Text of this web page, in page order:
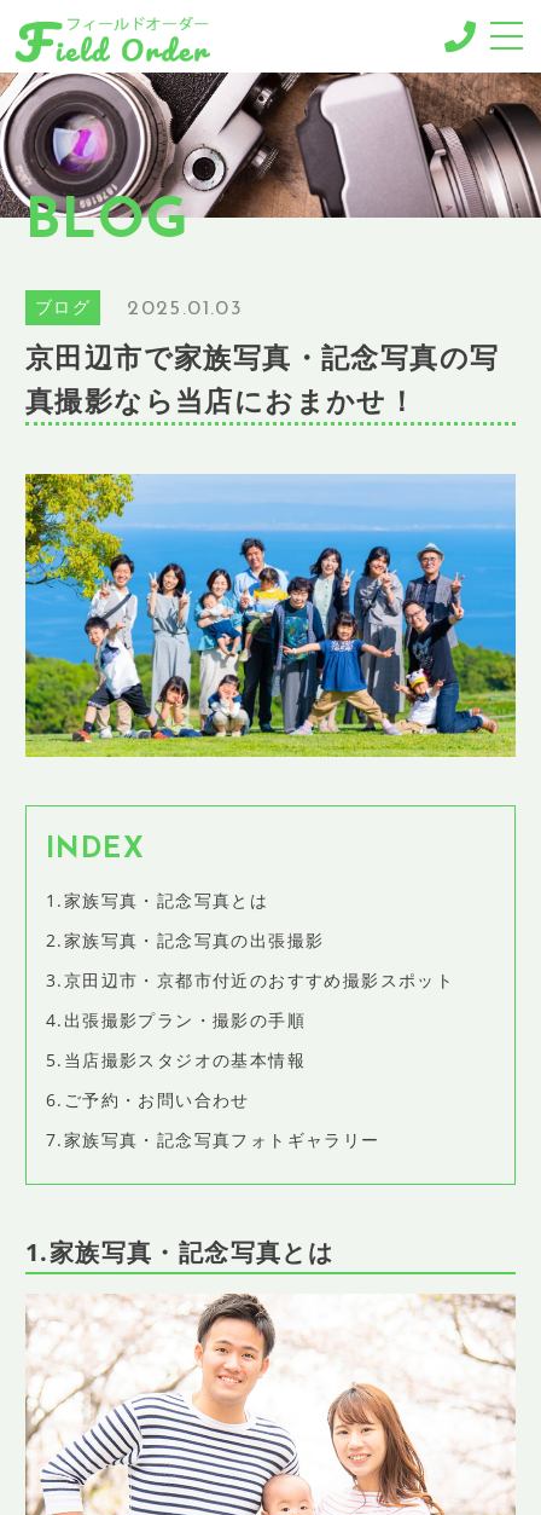
-MENU-
撮影メニュー
-BUSINESS MENU-
法人様向けメニュー
GALLERY
ギャラリー
NEWS
ニュース
BLOG
ブログ
SHOP INFO
店舗情報
CONCEPT
コンセプト
CONTACT
お問い合わせ
アクセス
提携カメラマン・求人情報
BLOG
ブログ 2025.01.03
京田辺市で家族写真・記念写真の写
真撮影なら当店におまかせ！
INDEX
1.家族写真・記念写真とは
2.家族写真・記念写真の出張撮影
3.京田辺市・京都市付近のおすすめ撮影スポット
4.出張撮影プラン・撮影の手順
5.当店撮影スタジオの基本情報
6.ご予約・お問い合わせ
7.家族写真・記念写真フォトギャラリー
1.家族写真・記念写真とは